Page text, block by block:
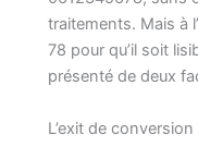
traitements. Mais à
78 pour qu’il soit
présenté de deux
L’exit de